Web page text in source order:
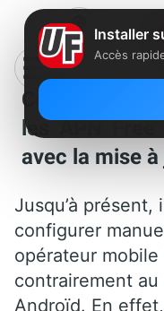
Comment
les APN
avec la mise
Jusqu’à présent,
configurer
opérateur
contrairement au
Androïd. En
Installer
Accès